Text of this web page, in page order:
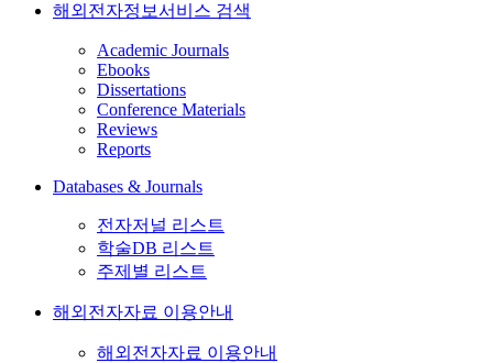
해외전자정보서비스 검색
Academic Journals
Ebooks
Dissertations
Conference Materials
Reviews
Reports
Databases & Journals
전자저널 리스트
학술DB 리스트
주제별 리스트
해외전자자료 이용안내
해외전자자료 이용안내